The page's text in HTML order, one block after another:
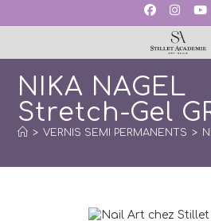
NIKA NAGEL
Stretch-Gel
> VERNIS SEMI PERMANENTS >